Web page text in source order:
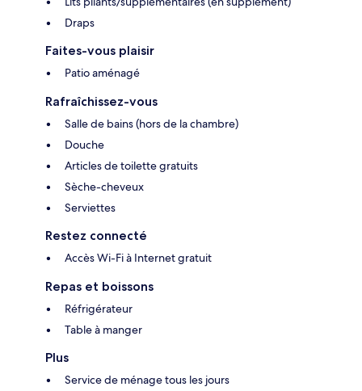
Draps
Faites-vous plaisir
Patio aménagé
Rafraîchissez-vous
Salle de bains (hors de la chambre)
Douche
Articles de toilette gratuits
Sèche-cheveux
Serviettes
Restez connecté
Accès Wi-Fi à Internet gratuit
Repas et boissons
Réfrigérateur
Table à manger
Plus
Service de ménage tous les jours